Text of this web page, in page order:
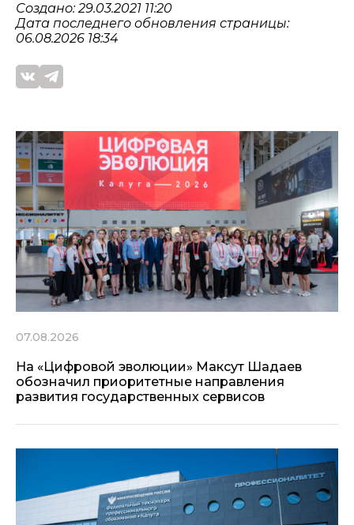
Создано: 29.03.2021 11:20
Дата последнего обновления страницы:
06.08.2026 18:34
07.08.2026
На «Цифровой эволюции» Максут Шадаев
обозначил приоритетные направления
развития государственных сервисов